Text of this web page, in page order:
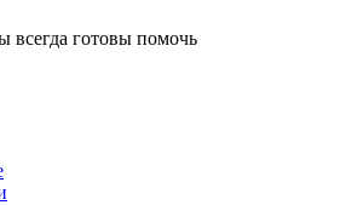
всегда готовы помочь